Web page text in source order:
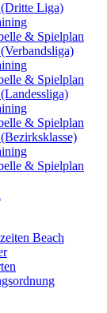
Liga)
& Spielplan
& Spielplan
& Spielplan
& Spielplan
Beach